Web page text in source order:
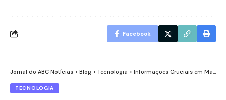
Facebook
Jornal do ABC Notícias > Blog > Tecnologia > Informações Cruciais em Mãos Poderosas
TECNOLOGIA